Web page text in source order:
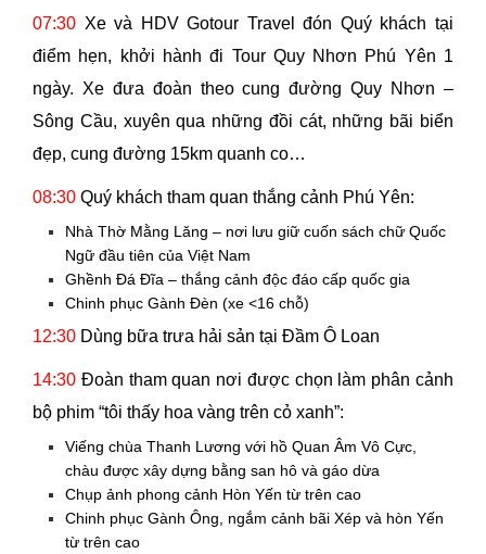
07:30 Xe và HDV Gotour Travel đón Quý khách tại
điểm hẹn, khởi hành đi Tour Quy Nhơn Phú Yên 1
ngày. Xe đưa đoàn theo cung đường Quy Nhơn –
Sông Cầu, xuyên qua những đồi cát, những bãi biển
đẹp, cung đường 15km quanh co…
08:30 Quý khách tham quan thắng cảnh Phú Yên:
Nhà Thờ Mằng Lăng – nơi lưu giữ cuốn sách chữ Quốc
Ngữ đầu tiên của Việt Nam
Ghềnh Đá Đĩa – thắng cảnh độc đáo cấp quốc gia
Chinh phục Gành Đèn (xe <16 chỗ)
12:30 Dùng bữa trưa hải sản tại Đầm Ô Loan
14:30 Đoàn tham quan nơi được chọn làm phân cảnh
bộ phim “tôi thấy hoa vàng trên cỏ xanh”:
Viếng chùa Thanh Lương với hồ Quan Âm Vô Cực,
chàu được xây dựng bằng san hô và gáo dừa
Chụp ảnh phong cảnh Hòn Yến từ trên cao
Chinh phục Gành Ông, ngắm cảnh bãi Xép và hòn Yến
từ trên cao